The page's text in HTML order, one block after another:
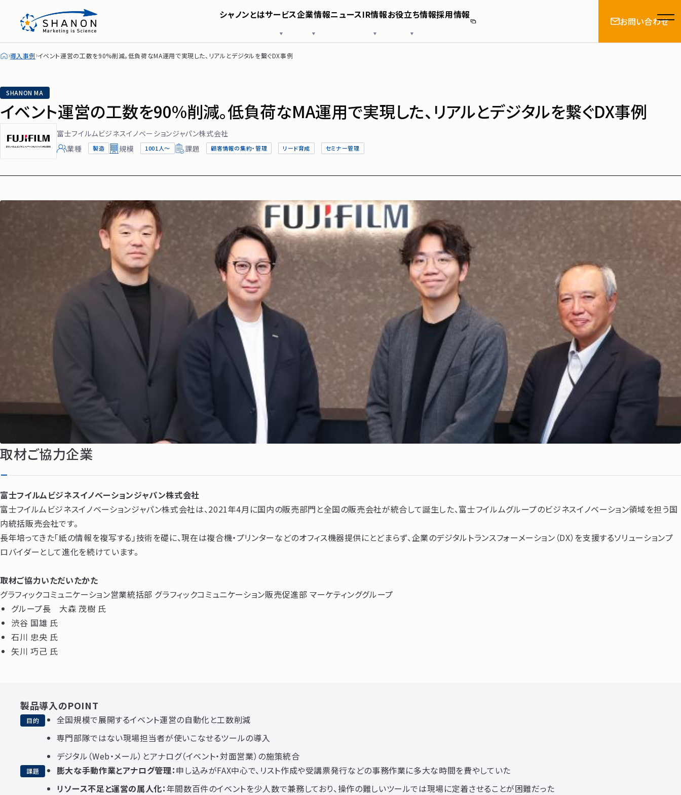
シャノンとはサービス企業情報ニュースIR情報お役立ち情報採用情報
お問い合わせ
IRライブラリ
株式情報
IRガイド
FAQ
コーポレートガバナンス
シャノンのブログ
SNS公式アカウント シャノンとは
採用情報
お問い合わせ
導入事例 イベント運営の工数を90%削減。低負荷なMA運用で実現した、リアルとデジタルを繋ぐDX事例
SHANON MA
イベント運営の工数を90%削減。低負荷なMA運用で実現した、リアルとデジタルを繋ぐDX事例
富士フイルムビジネスイノベーションジャパン株式会社
業種
製造 規模 1001人〜 課題 顧客情報の集約・管理 リード育成 セミナー管理
取材ご協力企業
富士フイルムビジネスイノベーションジャパン株式会社
富士フイルムビジネスイノベーションジャパン株式会社は、2021年4月に国内の販売部門と全国の販売会社が統合して誕生した、富士フイルムグループのビジネスイノベーション領域を担う国
内統括販売会社です。
長年培ってきた「紙の情報を複写する」技術を礎に、現在は複合機・プリンターなどのオフィス機器提供にとどまらず、企業のデジタルトランスフォーメーション（DX）を支援するソリューションプ
ロバイダーとして進化を続けています。
取材ご協力いただいたかた
グラフィックコミュニケーション営業統括部 グラフィックコミュニケーション販売促進部 マーケティンググループ
グループ長 大森 茂樹 氏
渋谷 国雄 氏
石川 忠央 氏
矢川 巧己 氏
製品導入のPOINT
目的
全国規模で展開するイベント運営の自動化と工数削減
専門部隊ではない現場担当者が使いこなせるツールの導入
デジタル（Web・メール）とアナログ（イベント・対面営業）の施策統合
課題 膨大な手動作業とアナログ管理：申し込みがFAX中心で、リスト作成や受講票発行などの事務作業に多大な時間を費やしていた
リソース不足と運営の属人化：年間数百件のイベントを少人数で兼務しており、操作の難しいツールでは現場に定着させることが困難だった